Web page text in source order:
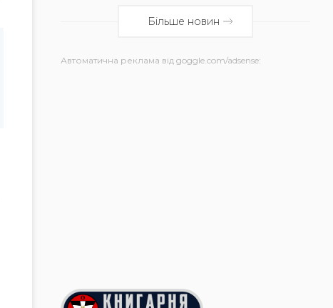
Більше новин
Автоматична реклама від goggle.com/adsense: